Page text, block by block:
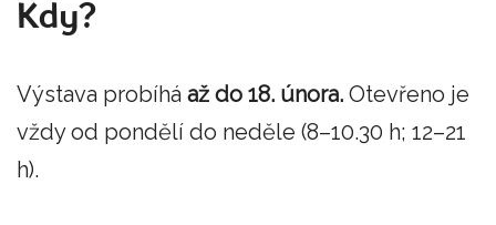
Kdy?
Výstava probíhá až do 18. února. Otevřeno je
vždy od pondělí do neděle (8–10.30 h; 12–21
h).